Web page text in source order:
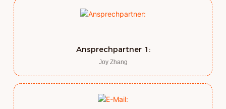
Ansprechpartner 1:
Joy Zhang